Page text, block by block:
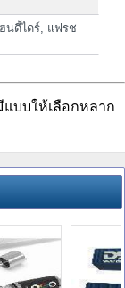
นดี้ไดร์, แฟรช
บบให้เลือกหลาก